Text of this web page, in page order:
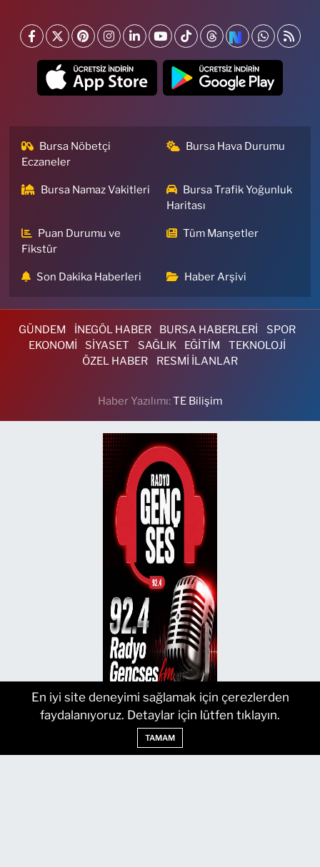
Bursa Nöbetçi
Eczaneler
Bursa Hava Durumu
Bursa Namaz Vakitleri
Bursa Trafik Yoğunluk
Haritası
Puan Durumu ve
Fikstür
Tüm Manşetler
Son Dakika Haberleri Haber Arşivi
GÜNDEM İNEGÖL HABER BURSA HABERLERİ
SPOR
EKONOMİ
SİYASET SAĞLIK EĞİTİM
TEKNOLOJİ
ÖZEL HABER
RESMİ İLANLAR
Haber Yazılımı:TE Bilişim
En iyi site deneyimi sağlamak için çerezlerden
faydalanıyoruz. Detaylar için lütfen tıklayın.
TAMAM